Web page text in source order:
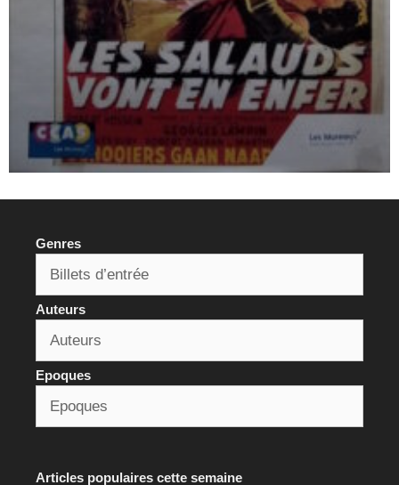
Genres
Auteurs
Epoques
Articles populaires cette semaine